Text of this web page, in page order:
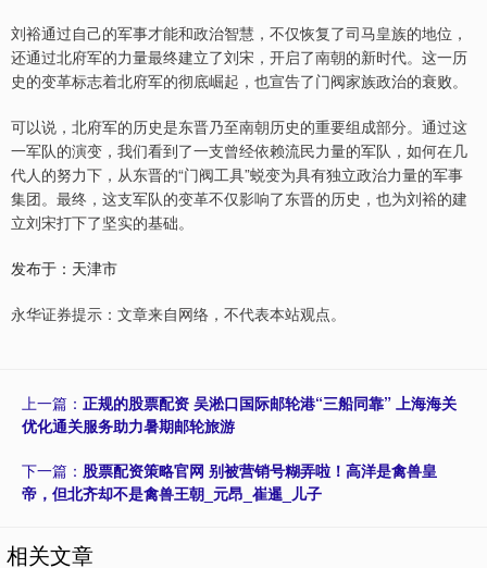
刘裕通过自己的军事才能和政治智慧，不仅恢复了司马皇族的地位，
还通过北府军的力量最终建立了刘宋，开启了南朝的新时代。这一历
史的变革标志着北府军的彻底崛起，也宣告了门阀家族政治的衰败。
可以说，北府军的历史是东晋乃至南朝历史的重要组成部分。通过这
一军队的演变，我们看到了一支曾经依赖流民力量的军队，如何在几
代人的努力下，从东晋的“门阀工具”蜕变为具有独立政治力量的军事
集团。最终，这支军队的变革不仅影响了东晋的历史，也为刘裕的建
立刘宋打下了坚实的基础。
发布于：天津市
永华证券提示：文章来自网络，不代表本站观点。
上一篇： 正规的股票配资 吴淞口国际邮轮港“三船同靠” 上海海关
优化通关服务助力暑期邮轮旅游
下一篇： 股票配资策略官网 别被营销号糊弄啦！高洋是禽兽皇
帝，但北齐却不是禽兽王朝_元昂_崔暹_儿子
相关文章